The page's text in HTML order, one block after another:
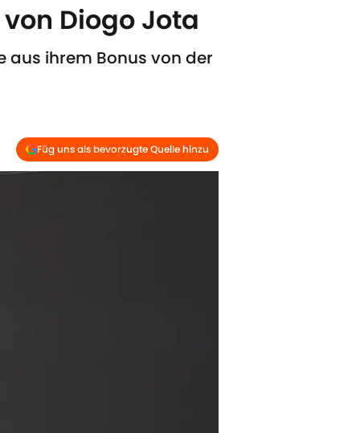
Diogo Jota
aus ihrem Bonus von der
Füg uns als bevorzugte Quelle hinzu